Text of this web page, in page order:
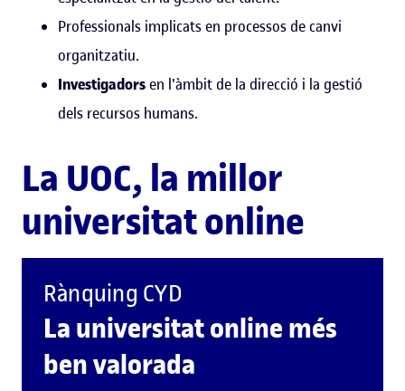
Professionals implicats en processos de canvi
organitzatiu.
Investigadorsen l'àmbit de la direcció i la gestió
dels recursos humans.
La UOC, la millor
universitat online
Rànquing CYD
La universitat online més
ben valorada